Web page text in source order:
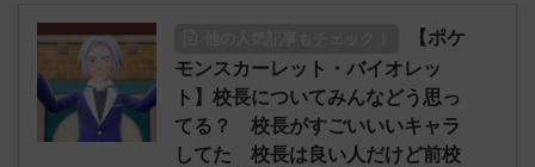
【ポケ
モンスカーレット・バイオレッ
ト】校長についてみんなどう思っ
てる？ 校長がすごいいいキャラ
してた 校長は良い人だけど前校